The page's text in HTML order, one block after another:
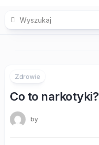
content
Zdrowie
Co to narkotyki?
by